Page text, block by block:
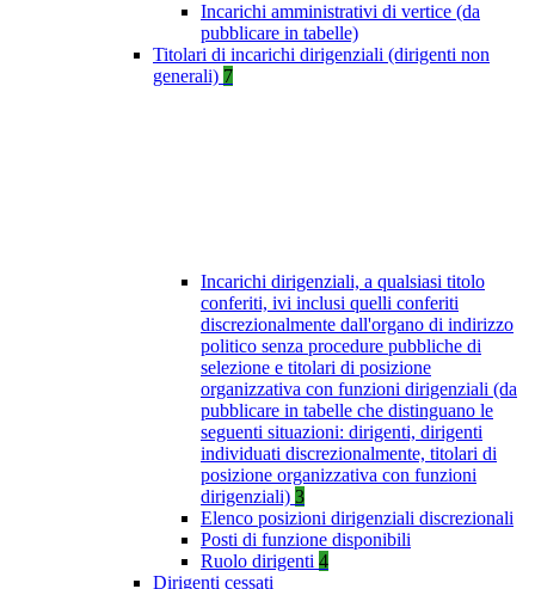
Incarichi amministrativi di vertice (da
pubblicare in tabelle)
Titolari di incarichi dirigenziali (dirigenti non
generali) 7
Incarichi dirigenziali, a qualsiasi titolo
conferiti, ivi inclusi quelli conferiti
discrezionalmente dall'organo di indirizzo
politico senza procedure pubbliche di
selezione e titolari di posizione
organizzativa con funzioni dirigenziali (da
pubblicare in tabelle che distinguano le
seguenti situazioni: dirigenti, dirigenti
individuati discrezionalmente, titolari di
posizione organizzativa con funzioni
dirigenziali) 3
Elenco posizioni dirigenziali discrezionali
Posti di funzione disponibili
Ruolo dirigenti 4
Dirigenti cessati